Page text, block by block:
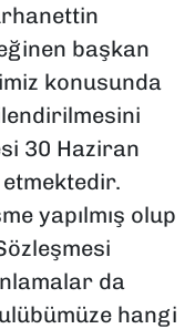
başkan
konusunda
30 Haziran
yapılmış olup
da
hangi